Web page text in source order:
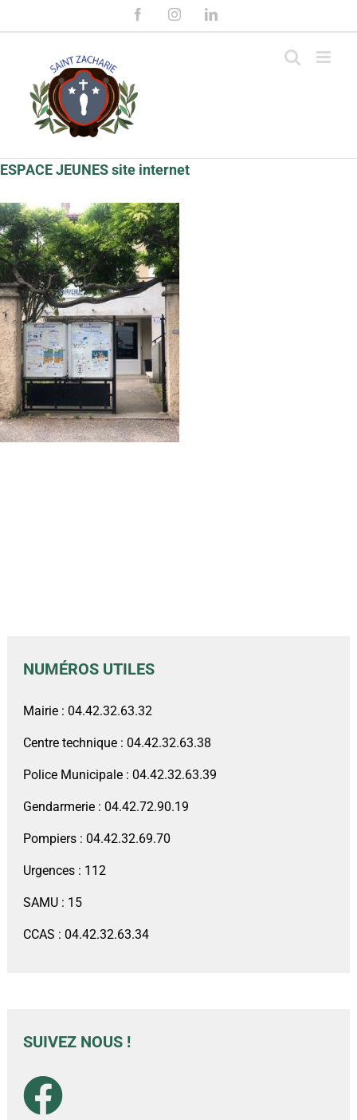
au
FacebookInstagramLinkedIn
ESPACE JEUNES site internet
NUMÉROS UTILES
Mairie : 04.42.32.63.32
Centre technique : 04.42.32.63.38
Police Municipale : 04.42.32.63.39
Gendarmerie : 04.42.72.90.19
Pompiers : 04.42.32.69.70
Urgences : 112
SAMU : 15
CCAS : 04.42.32.63.34
SUIVEZ NOUS !